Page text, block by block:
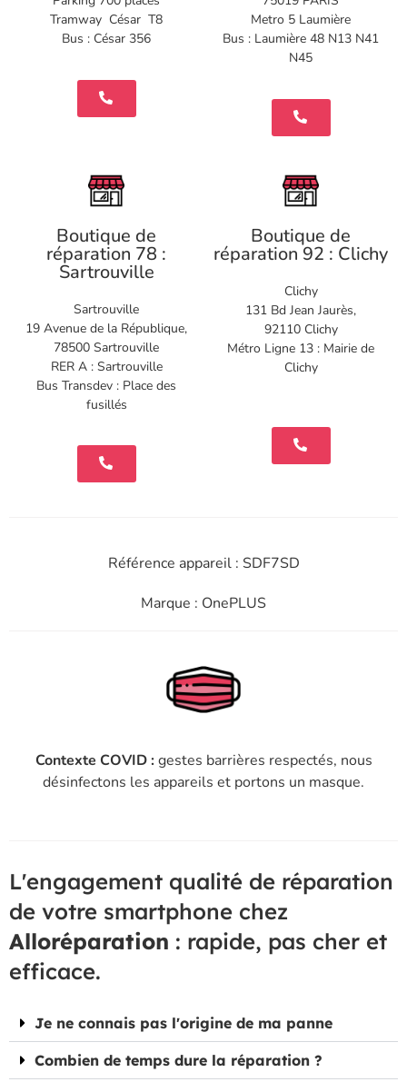
Tramway César T8
Bus : César 356
Metro 5 Laumière
Bus : Laumière 48 N13 N41
N45
Boutique de
réparation 78 :
Sartrouville
Sartrouville
19 Avenue de la République,
78500 Sartrouville
RER A : Sartrouville
Bus Transdev : Place des
fusillés
Boutique de
réparation 92 : Clichy
Clichy
131 Bd Jean Jaurès,
92110 Clichy
Métro Ligne 13 : Mairie de
Clichy
Référence appareil : SDF7SD
Marque : OnePLUS
Contexte COVID :gestes barrières respectés, nous
désinfectons les appareils et portons un masque.
L'engagement qualité de réparation
de votre smartphone chez
Alloréparation : rapide, pas cher et
efficace.
Je ne connais pas l'origine de ma panne
Combien de temps dure la réparation ?